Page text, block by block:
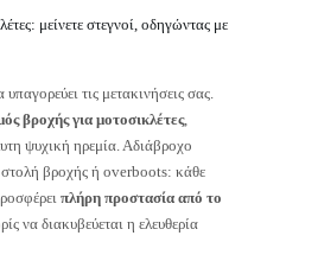
πολλαπλές
επιλογές
μπορούν
να
επιλεγούν
στη
σελίδα
του
προϊόντος
μείνετε στεγνοί, οδηγώντας με
τις μετακινήσεις σας.
βροχής για μοτοσικλέτες,
ψυχική ηρεμία. Αδιάβροχο
βροχής ή overboots: κάθε
πλήρη προστασία από το
να διακυβεύεται η ελευθερία